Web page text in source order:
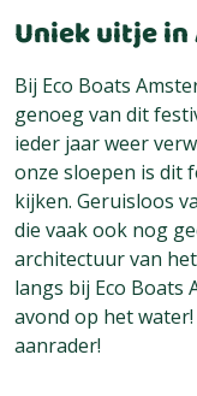
Uniek uitje
Bij Eco Boats
genoeg van dit
ieder jaar weer
onze sloepen is dit
kijken. Geruisloos
die vaak ook nog
architectuur van
langs bij Eco Boats
avond op het
aanrader!